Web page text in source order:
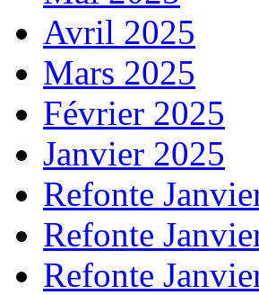
Avril 2025
Mars 2025
Février 2025
Janvier 2025
Refonte
Refonte
Refonte